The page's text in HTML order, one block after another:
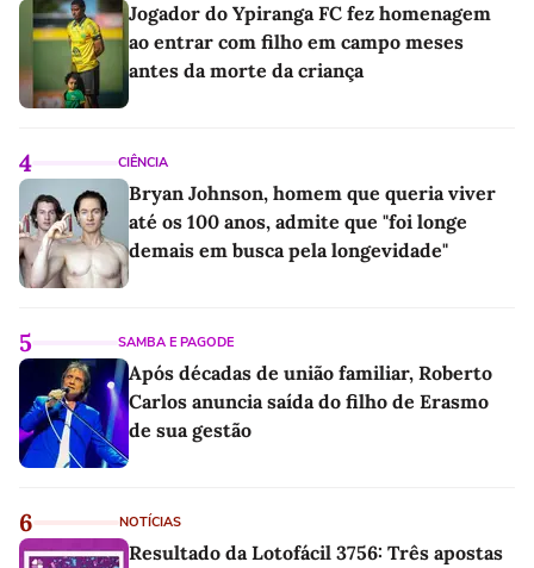
Jogador do Ypiranga FC fez homenagem
ao entrar com filho em campo meses
antes da morte da criança
4 CIÊNCIA
Bryan Johnson, homem que queria viver
até os 100 anos, admite que "foi longe
demais em busca pela longevidade"
5 SAMBA E PAGODE
Após décadas de união familiar, Roberto
Carlos anuncia saída do filho de Erasmo
de sua gestão
6 NOTÍCIAS
Resultado da Lotofácil 3756: Três apostas